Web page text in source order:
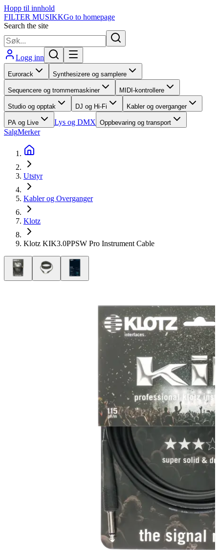
Hopp til innhold
FILTER MUSIKKGo to homepage
Search the site
Logg inn
Eurorack Synthesizere og samplere
Sequencere og trommemaskiner MIDI-kontrollere
Studio og opptak DJ og Hi-Fi Kabler og overganger
PA og Live Lys og DMX Oppbevaring og transport
SalgMerker
Utstyr
Kabler og Overganger
Klotz
Klotz KIK3.0PPSW Pro Instrument Cable